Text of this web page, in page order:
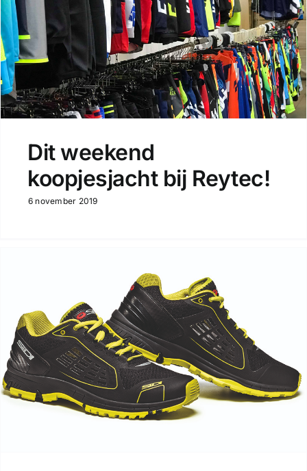
Dit weekend
koopjesjacht bij Reytec!
6 november 2019